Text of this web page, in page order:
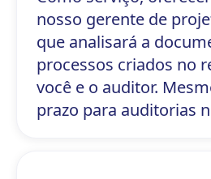
nosso gerente de
que analisará a
processos criados no
você e o auditor.
prazo para auditorias